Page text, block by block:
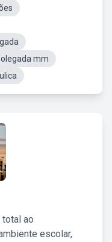
mm
total ao
escolar,